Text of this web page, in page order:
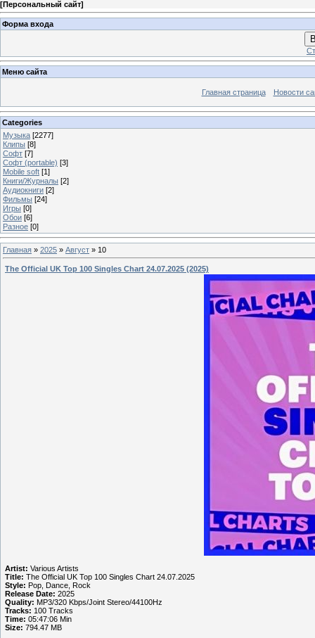
[Персональный сайт]
Форма входа
Меню сайта
Главная страница Новости
Categories
Музыка [2277]
Клипы [8]
Софт [7]
Софт (portable) [3]
Mobile soft [1]
Книги/Журналы [2]
Аудиокниги [2]
Фильмы [24]
Игры [0]
Обои [6]
Разное [0]
Главная » 2025 » Август » 10
The Official UK Top 100 Singles Chart 24.07.2025 (2025)
Artist: Various Artists
Title: The Official UK Top 100 Singles Chart 24.07.2025
Style: Pop, Dance, Rock
Release Date: 2025
Quality: MP3/320 Kbps/Joint Stereo/44100Hz
Tracks: 100 Tracks
Time: 05:47:06 Min
Size: 794.47 MB